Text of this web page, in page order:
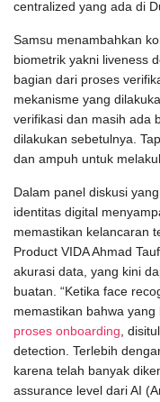
centralized yang ada di
Samsu menambahkan
biometrik yakni liveness
bagian dari proses
mekanisme yang
verifikasi dan masih ada
dilakukan sebetulnya.
dan ampuh untuk
Dalam panel diskusi
identitas digital
memastikan kelancaran
Product VIDA Ahmad
akurasi data, yang kini
buatan. “Ketika face
memastikan bahwa
proses onboarding ,
detection. Terlebih
karena telah banyak
assurance level dari AI